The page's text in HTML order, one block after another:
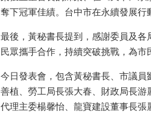
奪下冠軍佳績。台中市在永續發展行
最後，黃秘書長提到，感謝委員及
民眾攜手合作，持續突破挑戰，為市
今日發表會，包含黃秘書長、市議
善植、勞工局長張大春、財政局長
代理主委楊馨怡、龍寶建設董事長